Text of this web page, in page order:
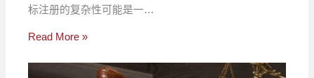
标注册的复杂性可能是一…
Read More »